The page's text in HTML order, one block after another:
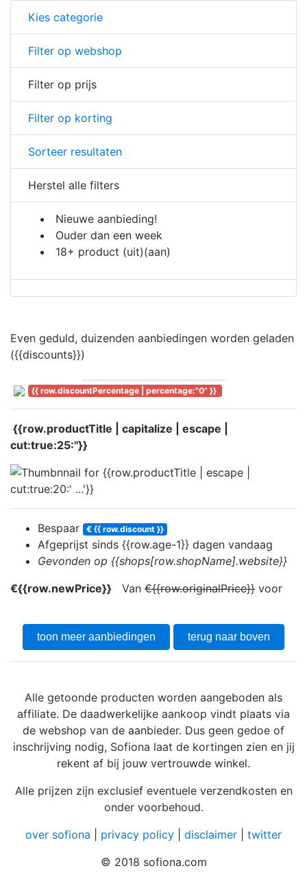
Kies categorie
Filter op webshop
Filter op prijs
Filter op korting
Sorteer resultaten
Herstel alle filters
Nieuwe aanbieding!
Ouder dan een week
18+ product (uit)(aan)
Even geduld, duizenden aanbiedingen worden geladen
({{discounts}})
{{ row.discountPercentage | percentage:"0" }}
{{row.productTitle | capitalize | escape |
cut:true:25:''}}
Bespaar € {{ row.discount }}
Afgeprijst sinds {{row.age-1}} dagen vandaag
Gevonden op {{shops[row.shopName].website}}
€{{row.newPrice}}
Van €{{row.originalPrice}} voor
toon meer aanbiedingen terug naar boven
Alle getoonde producten worden aangeboden als
affiliate. De daadwerkelijke aankoop vindt plaats via
de webshop van de aanbieder. Dus geen gedoe of
inschrijving nodig, Sofiona laat de kortingen zien en jij
rekent af bij jouw vertrouwde winkel.
Alle prijzen zijn exclusief eventuele verzendkosten en
onder voorbehoud.
over sofiona
privacy policy disclaimer
twitter
© 2018 sofiona.com